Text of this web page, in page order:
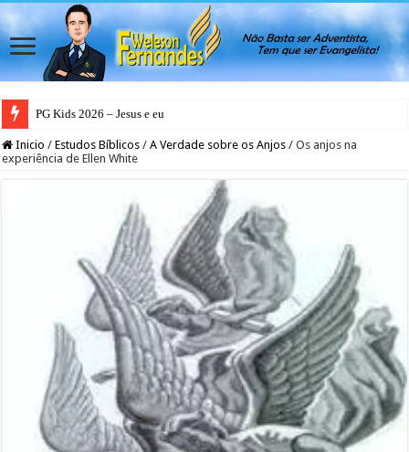
PG Kids 2026 – Jesus e eu
Inicio / Estudos Bíblicos / A Verdade sobre os Anjos / Os anjos na
experiência de Ellen White